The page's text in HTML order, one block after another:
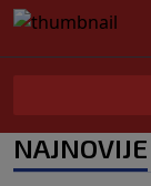
NAJNOVIJE